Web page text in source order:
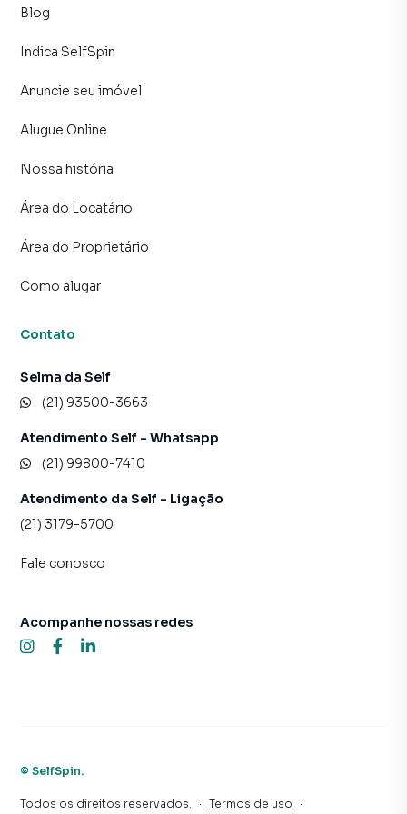
Blog
Indica SelfSpin
Anuncie seu imóvel
Alugue Online
Nossa história
Área do Locatário
Área do Proprietário
Como alugar
Contato
Selma da Self
(21) 93500-3663
Atendimento Self - Whatsapp
(21) 99800-7410
Atendimento da Self - Ligação
(21) 3179-5700
Fale conosco
Acompanhe nossas redes
© SelfSpin.
Todos os direitos reservados. · Termos de uso ·